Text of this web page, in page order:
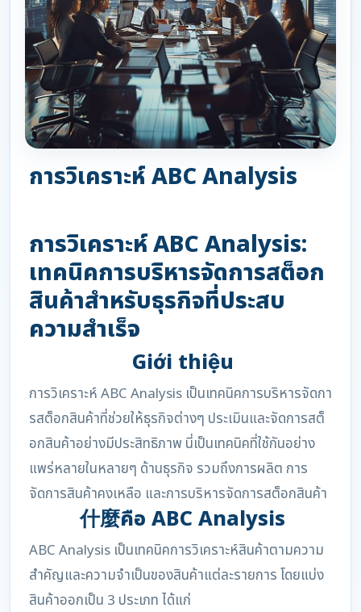
การวิเคราะห์ ABC Analysis
การวิเคราะห์ ABC Analysis:
เทคนิคการบริหารจัดการสต็อก
สินค้าสำหรับธุรกิจที่ประสบ
ความสำเร็จ
Giới thiệu
การวิเคราะห์ ABC Analysis เป็นเทคนิคการบริหารจัดกา
รสต็อกสินค้าที่ช่วยให้ธุรกิจต่างๆ ประเมินและจัดการสต็
อกสินค้าอย่างมีประสิทธิภาพ นี่เป็นเทคนิคที่ใช้กันอย่าง
แพร่หลายในหลายๆ ด้านธุรกิจ รวมถึงการผลิต การ
จัดการสินค้าคงเหลือ และการบริหารจัดการสต็อกสินค้า
什麼คือ ABC Analysis
ABC Analysis เป็นเทคนิคการวิเคราะห์สินค้าตามความ
สำคัญและความจำเป็นของสินค้าแต่ละรายการ โดยแบ่ง
สินค้าออกเป็น 3 ประเภท ได้แก่